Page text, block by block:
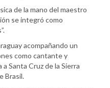
de la mano del maestro
se integró como
acompañando un
como cantante y
Santa Cruz de la Sierra
Brasil.